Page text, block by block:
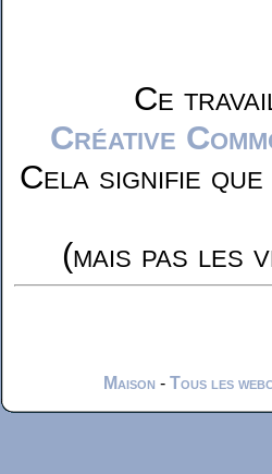
Ce
Créative
Cela signifie
(mais pas les
Maison - Tous les